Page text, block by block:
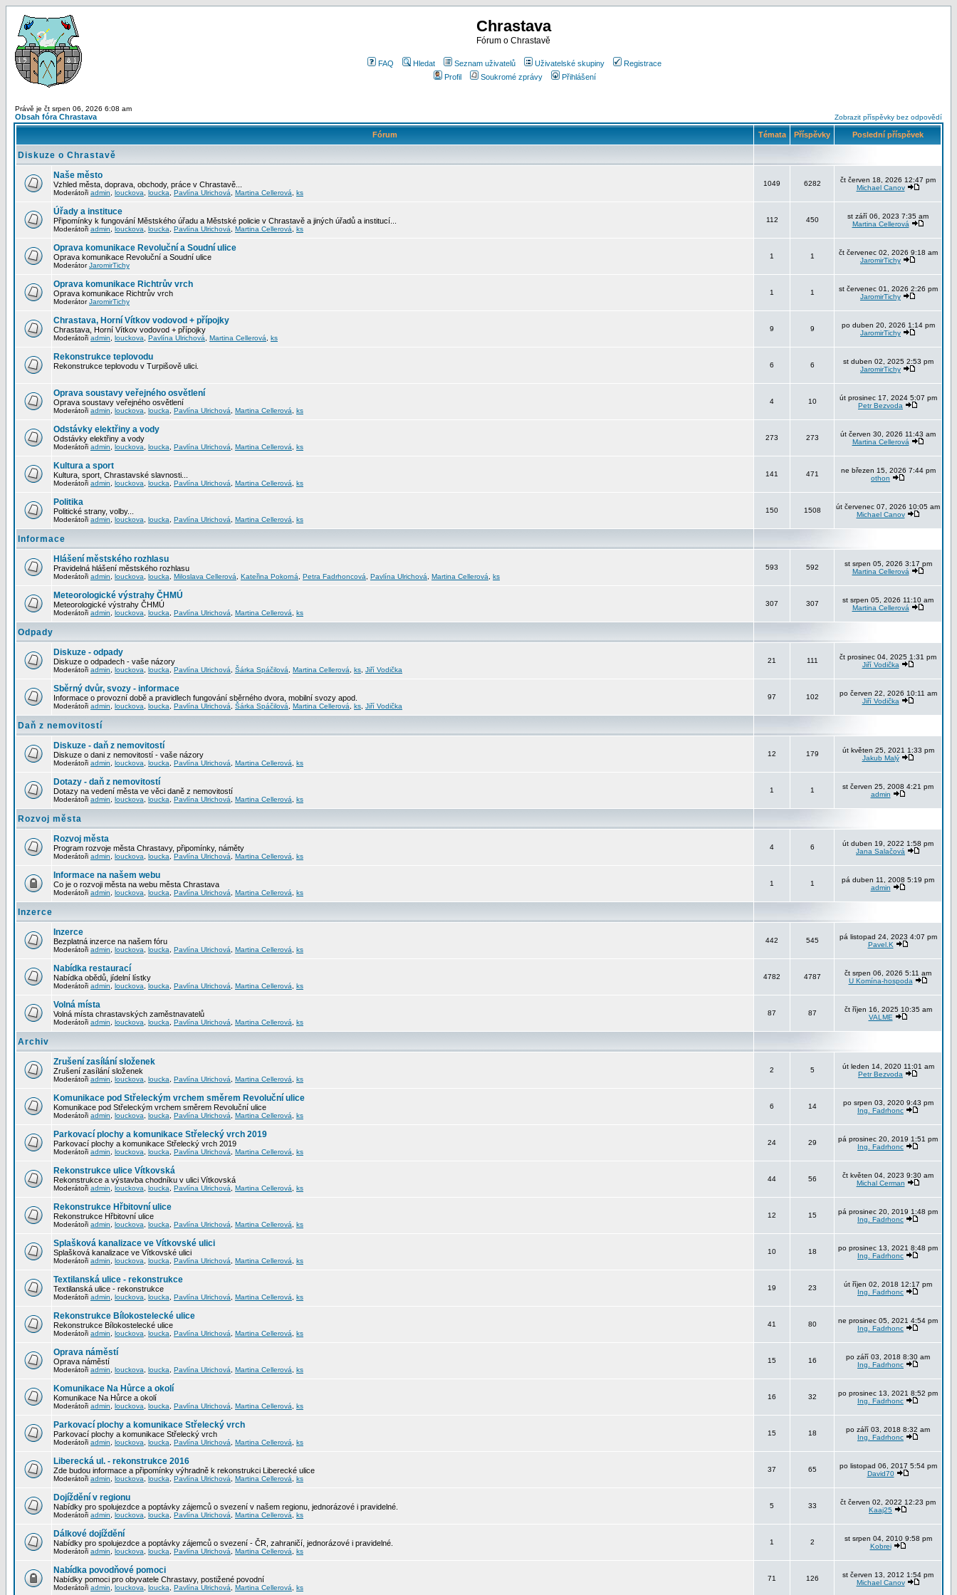
Chrastava
Fórum o Chrastavě
FAQ Hledat Seznam uživatelů Uživatelské skupiny
Registrace
Profil
Soukromé zprávy Přihlášení
Právě je čt srpen 06, 2026 6:08 am
Obsah fóra Chrastava Zobrazit příspěvky bez odpovědí
Fórum Témata Příspěvky Poslední příspěvek
Diskuze o Chrastavě
Naše město
Vzhled města, doprava, obchody, práce v Chrastavě...
Moderátoři admin louckova loucka Pavlína Ulrichová Martina Cellerová ks
1049 6282
čt červen 18, 2026 12:47 pm
Michael Canov
Úřady a instituce
Připomínky k fungování Městského úřadu a Městské policie v Chrastavě a jiných úřadů a institucí...
Moderátoři admin louckova loucka Pavlína Ulrichová Martina Cellerová ks
112 450
st září 06, 2023 7:35 am
Martina Cellerová
Oprava komunikace Revoluční a Soudní ulice
Oprava komunikace Revoluční a Soudní ulice
ModerátorJaromirTichy
1 1
čt červenec 02, 2026 9:18 am
JaromirTichy
Oprava komunikace Richtrův vrch
Oprava komunikace Richtrův vrch
ModerátorJaromirTichy
1 1
st červenec 01, 2026 2:26 pm
JaromirTichy
Chrastava, Horní Vítkov vodovod + přípojky
Chrastava, Horní Vítkov vodovod + přípojky
Moderátoři admin louckova Pavlína Ulrichová Martina Cellerová ks
9 9
po duben 20, 2026 1:14 pm
JaromirTichy
Rekonstrukce teplovodu
Rekonstrukce teplovodu v Turpišově ulici. 6 6
st duben 02, 2025 2:53 pm
JaromirTichy
Oprava soustavy veřejného osvětlení
Oprava soustavy veřejného osvětlení
Moderátoři admin louckova loucka Pavlína Ulrichová Martina Cellerová ks
4 10
út prosinec 17, 2024 5:07 pm
Petr Bezvoda
Odstávky elektřiny a vody
Odstávky elektřiny a vody
Moderátoři admin louckova loucka Pavlína Ulrichová Martina Cellerová ks
273 273
út červen 30, 2026 11:43 am
Martina Cellerová
Kultura a sport
Kultura, sport, Chrastavské slavnosti...
Moderátoři admin louckova loucka Pavlína Ulrichová Martina Cellerová ks
141 471
ne březen 15, 2026 7:44 pm
othon
Politika
Politické strany, volby...
Moderátoři admin louckova loucka Pavlína Ulrichová Martina Cellerová ks
150 1508
út červenec 07, 2026 10:05 am
Michael Canov
Informace
Hlášení městského rozhlasu
Pravidelná hlášení městského rozhlasu
Moderátoři admin louckova loucka Miloslava Cellerová Kateřina Pokorná Petra Fadrhoncová Pavlína Ulrichová Martina Cellerová ks
593 592
st srpen 05, 2026 3:17 pm
Martina Cellerová
Meteorologické výstrahy ČHMÚ
Meteorologické výstrahy ČHMÚ
Moderátoři admin louckova loucka Pavlína Ulrichová Martina Cellerová ks
307 307
st srpen 05, 2026 11:10 am
Martina Cellerová
Odpady
Diskuze - odpady
Diskuze o odpadech - vaše názory
Moderátoři admin louckova loucka Pavlína Ulrichová Šárka Spáčilová Martina Cellerová ks Jiří Vodička
21 111
čt prosinec 04, 2025 1:31 pm
Jiří Vodička
Sběrný dvůr, svozy - informace
Informace o provozní době a pravidlech fungování sběrného dvora, mobilní svozy apod.
Moderátoři admin louckova loucka Pavlína Ulrichová Šárka Spáčilová Martina Cellerová ks Jiří Vodička
97 102
po červen 22, 2026 10:11 am
Jiří Vodička
Daň z nemovitostí
Diskuze - daň z nemovitostí
Diskuze o dani z nemovitostí - vaše názory
Moderátoři admin louckova loucka Pavlína Ulrichová Martina Cellerová ks
12 179
út květen 25, 2021 1:33 pm
Jakub Malý
Dotazy - daň z nemovitostí
Dotazy na vedení města ve věci daně z nemovitostí
Moderátoři admin louckova loucka Pavlína Ulrichová Martina Cellerová ks
1 1
st červen 25, 2008 4:21 pm
admin
Rozvoj města
Rozvoj města
Program rozvoje města Chrastavy, připomínky, náměty
Moderátoři admin louckova loucka Pavlína Ulrichová Martina Cellerová ks
4 6
út duben 19, 2022 1:58 pm
Jana Salačová
Informace na našem webu
Co je o rozvoji města na webu města Chrastava
Moderátoři admin louckova loucka Pavlína Ulrichová Martina Cellerová ks
1 1
pá duben 11, 2008 5:19 pm
admin
Inzerce
Inzerce
Bezplatná inzerce na našem fóru
Moderátoři admin louckova loucka Pavlína Ulrichová Martina Cellerová ks
442 545
pá listopad 24, 2023 4:07 pm
Pavel.K
Nabídka restaurací
Nabídka obědů, jídelní lístky
Moderátoři admin louckova loucka Pavlína Ulrichová Martina Cellerová ks
4782 4787
čt srpen 06, 2026 5:11 am
U Komína-hospoda
Volná místa
Volná místa chrastavských zaměstnavatelů
Moderátoři admin louckova loucka Pavlína Ulrichová Martina Cellerová ks
87 87
čt říjen 16, 2025 10:35 am
VALME
Archiv
Zrušení zasílání složenek
Zrušení zasílání složenek
Moderátoři admin louckova loucka Pavlína Ulrichová Martina Cellerová ks
2 5
út leden 14, 2020 11:01 am
Petr Bezvoda
Komunikace pod Střeleckým vrchem směrem Revoluční ulice
Komunikace pod Střeleckým vrchem směrem Revoluční ulice
Moderátoři admin louckova loucka Pavlína Ulrichová Martina Cellerová ks
6 14
po srpen 03, 2020 9:43 pm
Ing. Fadrhonc
Parkovací plochy a komunikace Střelecký vrch 2019
Parkovací plochy a komunikace Střelecký vrch 2019
Moderátoři admin louckova loucka Pavlína Ulrichová Martina Cellerová ks
24 29
pá prosinec 20, 2019 1:51 pm
Ing. Fadrhonc
Rekonstrukce ulice Vítkovská
Rekonstrukce a výstavba chodníku v ulici Vítkovská
Moderátoři admin louckova loucka Pavlína Ulrichová Martina Cellerová ks
44 56
čt květen 04, 2023 9:30 am
Michal Cerman
Rekonstrukce Hřbitovní ulice
Rekonstrukce Hřbitovní ulice
Moderátoři admin louckova loucka Pavlína Ulrichová Martina Cellerová ks
12 15
pá prosinec 20, 2019 1:48 pm
Ing. Fadrhonc
Splašková kanalizace ve Vítkovské ulici
Splašková kanalizace ve Vítkovské ulici
Moderátoři admin louckova loucka Pavlína Ulrichová Martina Cellerová ks
10 18
po prosinec 13, 2021 8:48 pm
Ing. Fadrhonc
Textilanská ulice - rekonstrukce
Textilanská ulice - rekonstrukce
Moderátoři admin louckova loucka Pavlína Ulrichová Martina Cellerová ks
19 23
út říjen 02, 2018 12:17 pm
Ing. Fadrhonc
Rekonstrukce Bílokostelecké ulice
Rekonstrukce Bílokostelecké ulice
Moderátoři admin louckova loucka Pavlína Ulrichová Martina Cellerová ks
41 80
ne prosinec 05, 2021 4:54 pm
Ing. Fadrhonc
Oprava náměstí
Oprava náměstí
Moderátoři admin louckova loucka Pavlína Ulrichová Martina Cellerová ks
15 16
po září 03, 2018 8:30 am
Ing. Fadrhonc
Komunikace Na Hůrce a okolí
Komunikace Na Hůrce a okolí
Moderátoři admin louckova loucka Pavlína Ulrichová Martina Cellerová ks
16 32
po prosinec 13, 2021 8:52 pm
Ing. Fadrhonc
Parkovací plochy a komunikace Střelecký vrch
Parkovací plochy a komunikace Střelecký vrch
Moderátoři admin louckova loucka Pavlína Ulrichová Martina Cellerová ks
15 18
po září 03, 2018 8:32 am
Ing. Fadrhonc
Liberecká ul. - rekonstrukce 2016
Zde budou informace a připomínky výhradně k rekonstrukci Liberecké ulice
Moderátoři admin louckova loucka Pavlína Ulrichová Martina Cellerová ks
37 65
po listopad 06, 2017 5:54 pm
David70
Dojíždění v regionu
Nabídky pro spolujezdce a poptávky zájemců o svezení v našem regionu, jednorázové i pravidelné.
Moderátoři admin louckova loucka Pavlína Ulrichová Martina Cellerová ks
5 33
čt červen 02, 2022 12:23 pm
Kaaj25
Dálkové dojíždění
Nabídky pro spolujezdce a poptávky zájemců o svezení - ČR, zahraničí, jednorázové i pravidelné.
Moderátoři admin louckova loucka Pavlína Ulrichová Martina Cellerová ks
1 2
st srpen 04, 2010 9:58 pm
Kobrei
Nabídka povodňové pomoci
Nabídky pomoci pro obyvatele Chrastavy, postižené povodní
Moderátoři admin louckova loucka Pavlína Ulrichová Martina Cellerová ks
71 126
st červen 13, 2012 1:54 pm
Michael Canov